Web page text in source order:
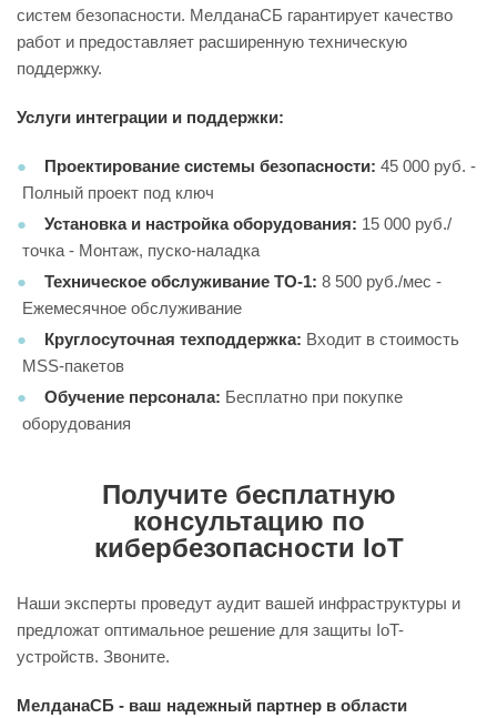
систем безопасности. МелданаСБ гарантирует качество
работ и предоставляет расширенную техническую
поддержку.
Услуги интеграции и поддержки:
Проектирование системы безопасности: 45 000 руб. -
Полный проект под ключ
Установка и настройка оборудования: 15 000 руб./
точка - Монтаж, пуско-наладка
Техническое обслуживание ТО-1: 8 500 руб./мес -
Ежемесячное обслуживание
Круглосуточная техподдержка: Входит в стоимость
MSS-пакетов
Обучение персонала: Бесплатно при покупке
оборудования
Получите бесплатную
консультацию по
кибербезопасности IoT
Наши эксперты проведут аудит вашей инфраструктуры и
предложат оптимальное решение для защиты IoT-
устройств. Звоните.
МелданаСБ - ваш надежный партнер в области